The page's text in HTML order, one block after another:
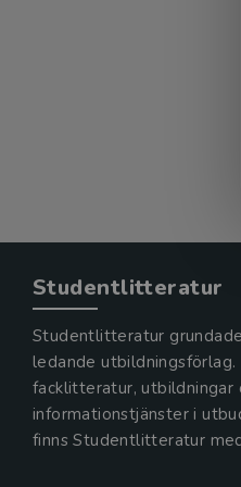
Studentlitteratur
Studentlitteratur
ledande
facklitteratur, utbildningar
informationstjänster i
finns Studentlitteratur